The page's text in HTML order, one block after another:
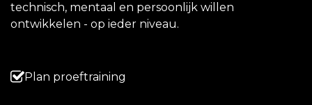
technisch, mentaal en persoonlijk willen
ontwikkelen - op ieder niveau.
Plan proeftraining